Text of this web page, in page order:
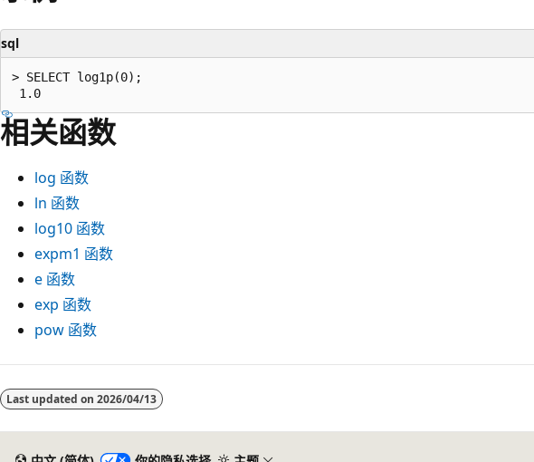
sql
> SELECT log1p(0);
相关函数
log 函数
ln 函数
log10 函数
expm1 函数
e 函数
exp 函数
pow 函数
阅
读Last updated on 2026/04/13